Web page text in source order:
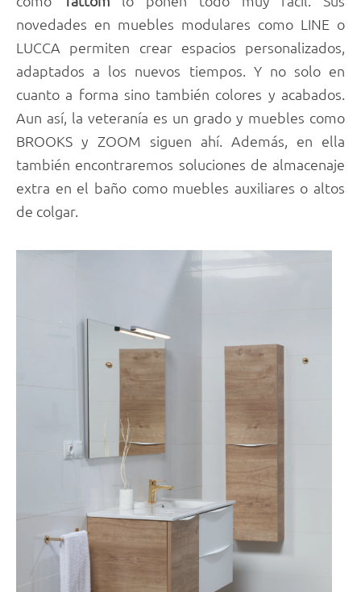
novedades en muebles modulares como LINE o
LUCCA permiten crear espacios personalizados,
adaptados a los nuevos tiempos. Y no solo en
cuanto a forma sino también colores y acabados.
Aun así, la veteranía es un grado y muebles como
BROOKS y ZOOM siguen ahí. Además, en ella
también encontraremos soluciones de almacenaje
extra en el baño como muebles auxiliares o altos
de colgar.